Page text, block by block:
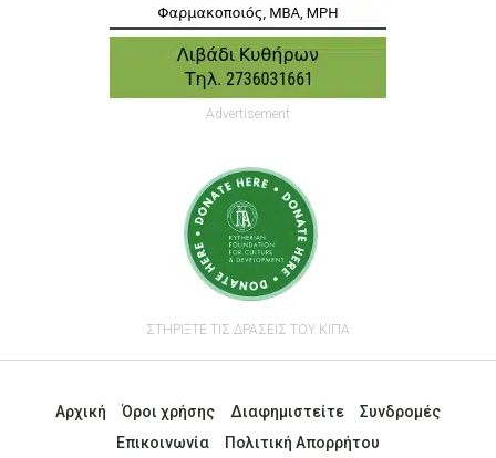
Advertisement
ΣΤΗΡΙΞΤΕ ΤΙΣ ΔΡΑΣΕΙΣ ΤΟΥ ΚΙΠΑ
Αρχική Όροι χρήσης Διαφημιστείτε
Συνδρομές
Επικοινωνία
Πολιτική Απορρήτου